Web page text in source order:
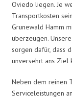
Oviedo liegen. Je
Transportkosten
Grunewald Hamm
überzeugen.
sorgen dafür, dass
unversehrt ans Ziel
Neben dem reinen
Serviceleistungen